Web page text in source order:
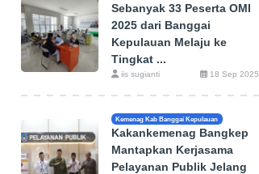
Sebanyak 33 Peserta OMI
2025 dari Banggai
Kepulauan Melaju ke
Tingkat ...
iis sugianti 18 Sep 2025
Kemenag Kab Banggai Kepulauan
Kakankemenag Bangkep
Mantapkan Kerjasama
Pelayanan Publik Jelang